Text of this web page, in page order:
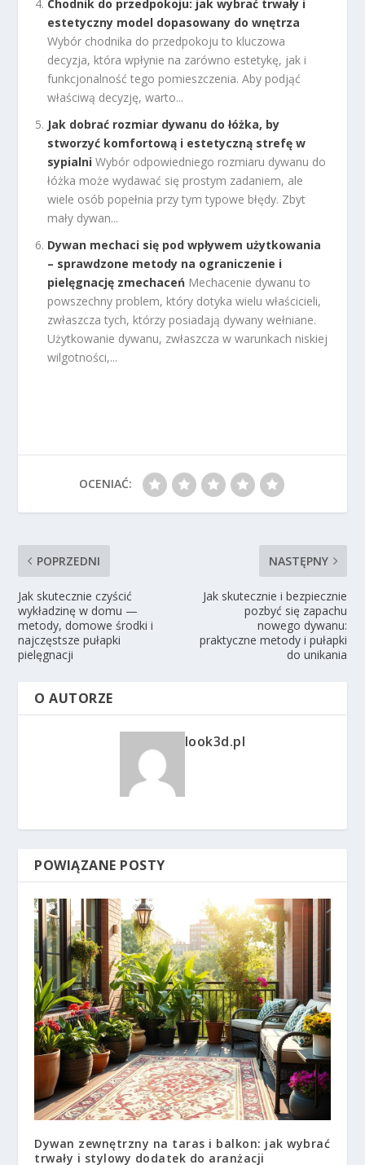
Chodnik do przedpokoju: jak wybrać trwały i
estetyczny model dopasowany do wnętrza
Wybór chodnika do przedpokoju to kluczowa
decyzja, która wpłynie na zarówno estetykę, jak i
funkcjonalność tego pomieszczenia. Aby podjąć
właściwą decyzję, warto...
Jak dobrać rozmiar dywanu do łóżka, by
stworzyć komfortową i estetyczną strefę w
sypialni Wybór odpowiedniego rozmiaru dywanu do
łóżka może wydawać się prostym zadaniem, ale
wiele osób popełnia przy tym typowe błędy. Zbyt
mały dywan...
Dywan mechaci się pod wpływem użytkowania
– sprawdzone metody na ograniczenie i
pielęgnację zmechaceń Mechacenie dywanu to
powszechny problem, który dotyka wielu właścicieli,
zwłaszcza tych, którzy posiadają dywany wełniane.
Użytkowanie dywanu, zwłaszcza w warunkach niskiej
wilgotności,...
OCENIAĆ:
POPRZEDNI
Jak skutecznie czyścić
wykładzinę w domu —
metody, domowe środki i
najczęstsze pułapki
pielęgnacji
NASTĘPNY
Jak skutecznie i bezpiecznie
pozbyć się zapachu
nowego dywanu:
praktyczne metody i pułapki
do unikania
O AUTORZE
look3d.pl
POWIĄZANE POSTY
Dywan zewnętrzny na taras i balkon: jak wybrać
trwały i stylowy dodatek do aranżacji